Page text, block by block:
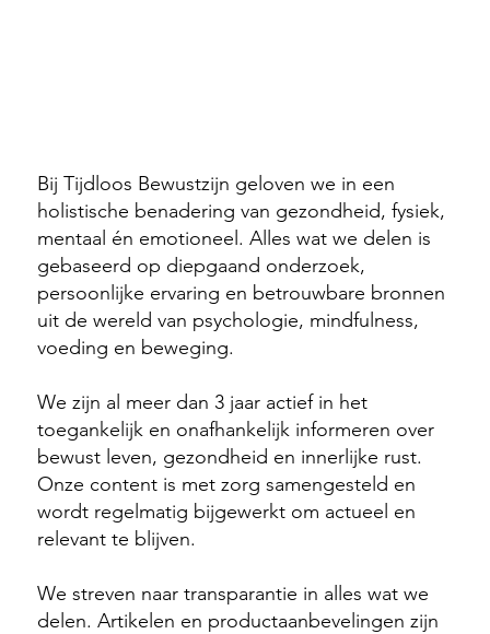
Bij Tijdloos Bewustzijn geloven we in een
holistische benadering van gezondheid, fysiek,
mentaal én emotioneel. Alles wat we delen is
gebaseerd op diepgaand onderzoek,
persoonlijke ervaring en betrouwbare bronnen
uit de wereld van psychologie, mindfulness,
voeding en beweging.
We zijn al meer dan 3 jaar actief in het
toegankelijk en onafhankelijk informeren over
bewust leven, gezondheid en innerlijke rust.
Onze content is met zorg samengesteld en
wordt regelmatig bijgewerkt om actueel en
relevant te blijven.
We streven naar transparantie in alles wat we
delen. Artikelen en productaanbevelingen zijn